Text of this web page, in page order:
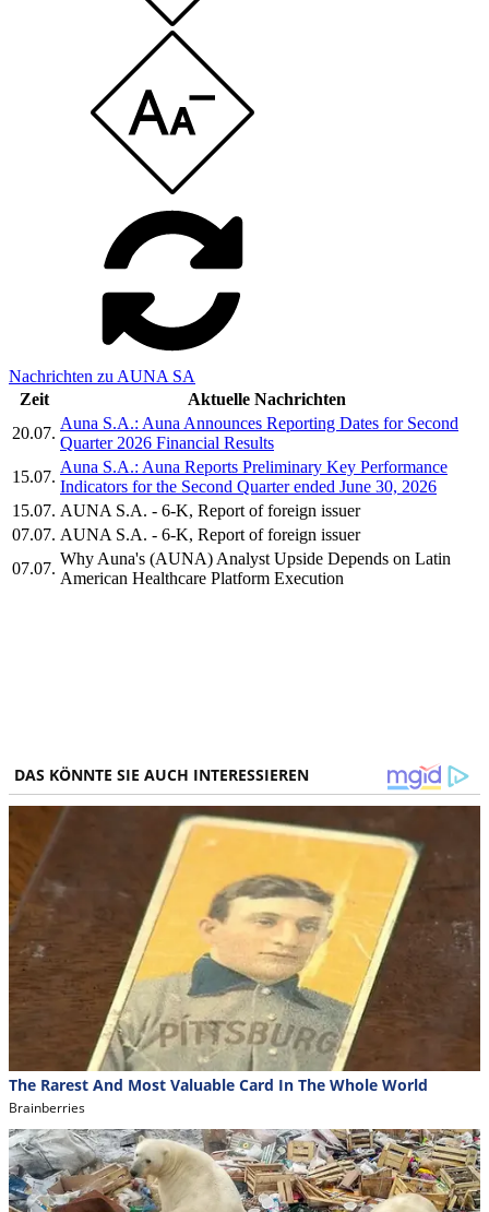
Nachrichten zu AUNA SA
Zeit
Aktuelle Nachrichten
20.07.
Auna S.A.: Auna Announces Reporting Dates for Second
Quarter 2026 Financial Results
15.07.
Auna S.A.: Auna Reports Preliminary Key Performance
Indicators for the Second Quarter ended June 30, 2026
15.07. AUNA S.A. - 6-K, Report of foreign issuer
07.07. AUNA S.A. - 6-K, Report of foreign issuer
07.07.
Why Auna's (AUNA) Analyst Upside Depends on Latin
American Healthcare Platform Execution